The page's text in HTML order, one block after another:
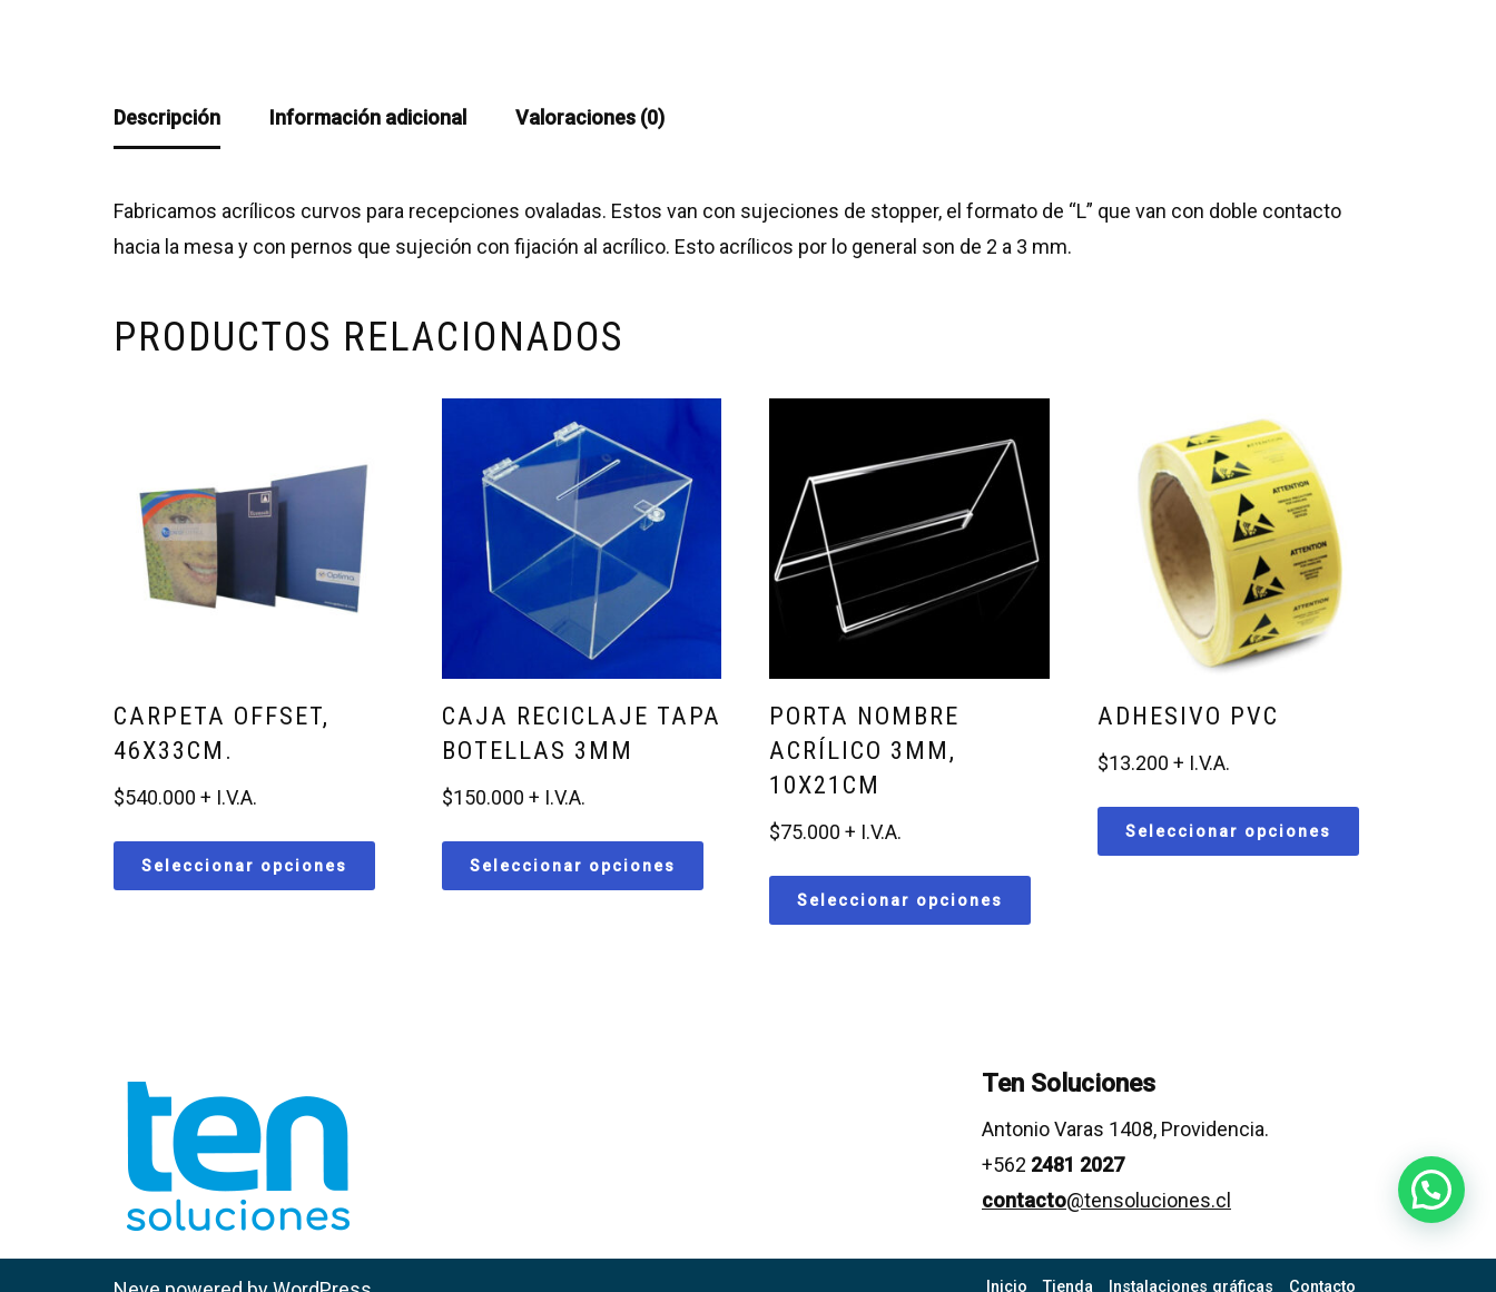
Descripción Información adicional Valoraciones (0)
Fabricamos acrílicos curvos para recepciones ovaladas. Estos van con sujeciones de stopper, el formato de “L” que van con doble contacto
hacia la mesa y con pernos que sujeción con fijación al acrílico. Esto acrílicos por lo general son de 2 a 3 mm.
PRODUCTOS RELACIONADOS
CARPETA OFFSET,
46X33CM.
$540.000
Seleccionar opciones
CAJA RECICLAJE TAPA
BOTELLAS 3MM
$150.000
Seleccionar opciones
PORTA NOMBRE
ACRÍLICO 3MM,
10X21CM
$75.000
Seleccionar opciones
ADHESIVO PVC
$13.200
Seleccionar opciones
Ten Soluciones
Antonio Varas 1408, Providencia.
+562 2481 2027
contacto@tensoluciones.cl
Inicio Tienda Instalaciones gráficas Contacto